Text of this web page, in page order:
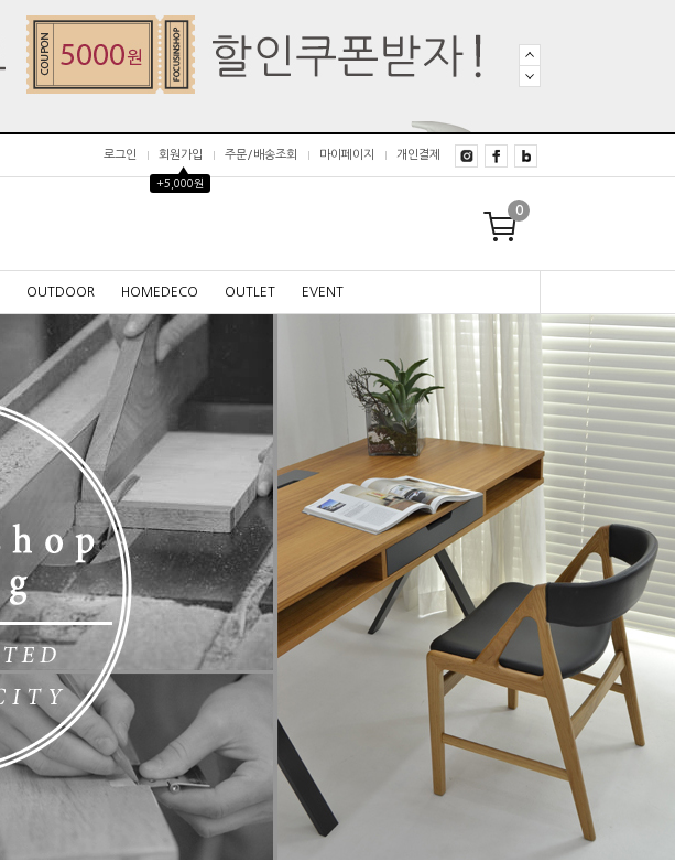
로그인 회원가입
▲
+5,000원
주문/배송조회 마이페이지 개인결제
0
OUTDOOR HOMEDECO OUTLET EVENT